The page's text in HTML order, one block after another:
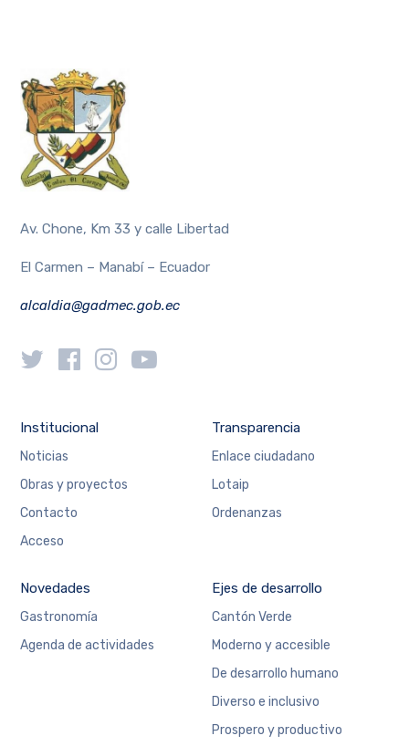
Av. Chone, Km 33 y calle Libertad
El Carmen – Manabí – Ecuador
alcaldia@gadmec.gob.ec
Institucional
Noticias
Obras y proyectos
Contacto
Acceso
Transparencia
Enlace ciudadano
Lotaip
Ordenanzas
Novedades
Gastronomía
Agenda de actividades
Ejes de desarrollo
Cantón Verde
Moderno y accesible
De desarrollo humano
Diverso e inclusivo
Prospero y productivo